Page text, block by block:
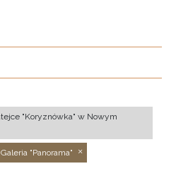
"Koryznówka" w Nowym
Galeria "Panorama"